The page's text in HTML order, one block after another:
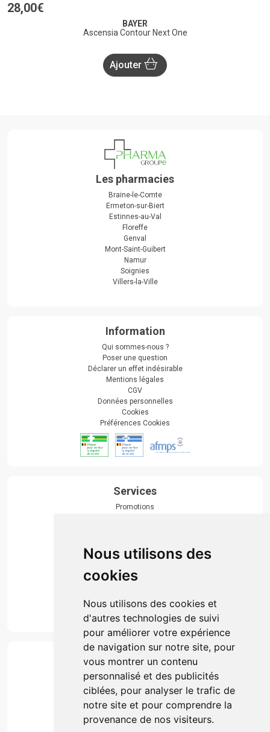
Nous utilisons des
cookies
Nous utilisons des cookies et
d'autres technologies de suivi
pour améliorer votre expérience
de navigation sur notre site, pour
vous montrer un contenu
personnalisé et des publicités
ciblées, pour analyser le trafic de
notre site et pour comprendre la
provenance de nos visiteurs.
28,00€
BAYER
Ascensia Contour Next One
Ajouter
Les pharmacies
Braine-le-Comte
Ermeton-sur-Biert
Estinnes-au-Val
Floreffe
Genval
Mont-Saint-Guibert
Namur
Soignies
Villers-la-Ville
Information
Qui sommes-nous ?
Poser une question
Déclarer un effet indésirable
Mentions légales
CGV
Données personnelles
Cookies
Préférences Cookies
Services
Promotions
Actualités & conseils
Événements
Marques
Suivez-nous
Paiement
Simple, rapide et 100% sécurisé
Retrait & Livriason